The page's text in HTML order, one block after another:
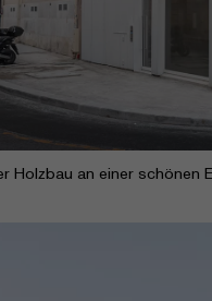
Holzbau an einer schönen